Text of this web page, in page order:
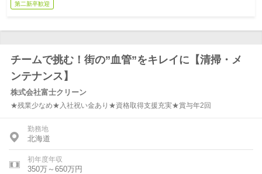
第二新卒歓迎
チームで挑む！街の”血管”をキレイに【清掃・メ
ンテナンス】
株式会社富士クリーン
★残業少なめ★入社祝い金あり★資格取得支援充実★賞与年2回
勤務地
北海道
初年度年収
350万～650万円